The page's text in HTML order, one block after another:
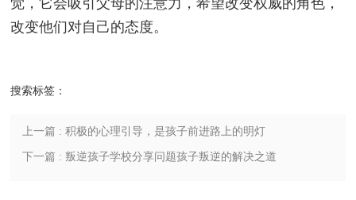
改变他们对自己的态度。
搜索标签：
上一篇 : 积极的心理引导，是孩子前进路上的明灯
下一篇 : 叛逆孩子学校分享问题孩子叛逆的解决之道